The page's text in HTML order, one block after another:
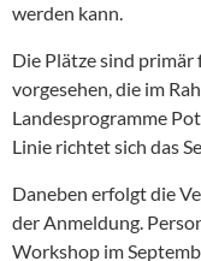
werden kann.
Die Plätze sind primär
vorgesehen, die im
Landesprogramme
Linie richtet sich das
Daneben erfolgt die
der Anmeldung.
Workshop im